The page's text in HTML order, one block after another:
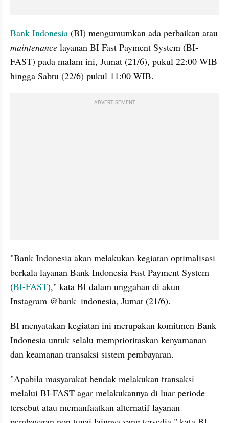
Bank Indonesia
maintenance layanan BI Fast Payment System (BI-
FAST) pada malam ini, Jumat (21/6), pukul 22:00 WIB
hingga Sabtu (22/6) pukul 11:00 WIB.
ADVERTISEMENT
"Bank Indonesia akan melakukan kegiatan optimalisasi
berkala layanan Bank Indonesia Fast Payment System
(BI-FAST)," kata BI dalam unggahan di akun
Instagram @bank_indonesia, Jumat (21/6).
BI menyatakan kegiatan ini merupakan komitmen Bank
Indonesia untuk selalu memprioritaskan kenyamanan
dan keamanan transaksi sistem pembayaran.
"Apabila masyarakat hendak melakukan transaksi
melalui BI-FAST agar melakukannya di luar periode
tersebut atau memanfaatkan alternatif layanan